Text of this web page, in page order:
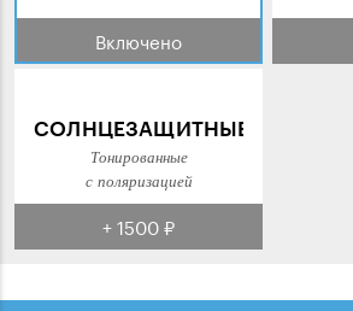
Включено
СОЛНЦЕЗАЩИТНЫЕ
Тонированные
с поляризацией
+ 1500 ₽